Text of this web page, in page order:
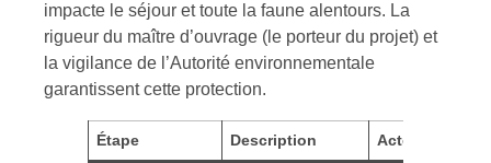
impacte le séjour et toute la faune alentours. La
rigueur du maître d’ouvrage (le porteur du projet) et
la vigilance de l’Autorité environnementale
garantissent cette protection.
Étape Description Acteurs clés